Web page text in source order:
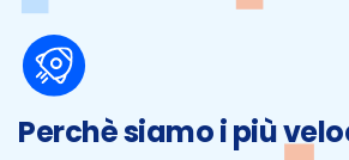
Perchè siamo i più